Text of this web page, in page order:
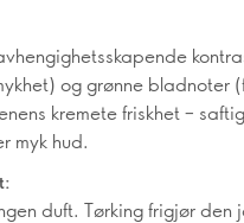
og grønne bladnoter
kremete friskhet –
myk hud.
duft. Tørking frigjør den